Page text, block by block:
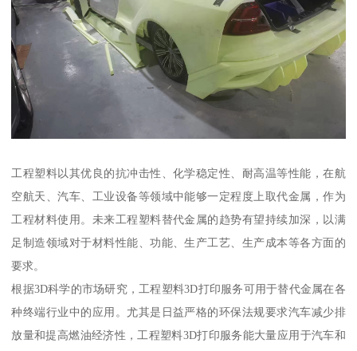
工程塑料以其优良的抗冲击性、化学稳定性、耐高温等性能，在航
空航天、汽车、工业设备等领域中能够一定程度上取代金属，作为
工程材料使用。未来工程塑料替代金属的趋势有望持续加深，以满
足制造领域对于材料性能、功能、生产工艺、生产成本等各方面的
要求。
根据3D科学的市场研究，工程塑料3D打印服务可用于替代金属在各
种终端行业中的应用。尤其是日益严格的环保法规要求汽车减少排
放量和提高燃油经济性，工程塑料3D打印服务能大量应用于汽车和